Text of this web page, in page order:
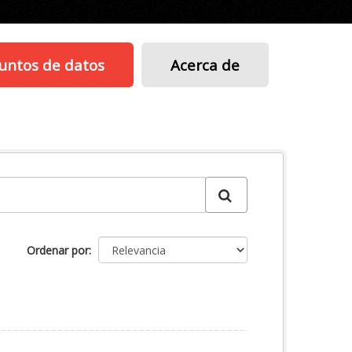
de datos Acerca de
Ordenar por